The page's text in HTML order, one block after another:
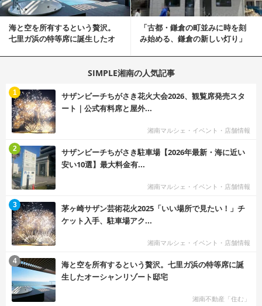
海と空を所有するという贅沢。
七里ガ浜の特等席に誕生したオ
「古都・鎌倉の町並みに時を刻
み始める、鎌倉の新しい灯り」
SIMPLE湘南の人気記事
サザンビーチちがさき花火大会2026、観覧席発売スタ
ート｜公式有料席と屋外...
湘南マルシェ・イベント・店舗情報
1
サザンビーチちがさき駐車場【2026年最新・海に近い
安い10選】最大料金有...
湘南マルシェ・イベント・店舗情報
2
茅ヶ崎サザン芸術花火2025「いい場所で見たい！」チ
ケット入手、駐車場アク...
湘南マルシェ・イベント・店舗情報
3
海と空を所有するという贅沢。七里ガ浜の特等席に誕
生したオーシャンリゾート邸宅
湘南不動産「住む」
4